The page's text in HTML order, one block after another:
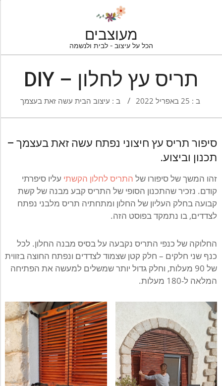
מעוצבים
הכל על עיצוב - לבית ולנשמה
תריס עץ לחלון – DIY
ב : 25 באפריל 2022 ב : עיצוב הבית עשה זאת בעצמך
סיפור תריס עץ חיצוני נפתח עשה זאת בעצמך –
תכנון וביצוע.
זהו המשך של סיפורו של התריס לחלון הקשתי עליו סיפרתי
קודם. נזכיר שהתכנון הסופי של התריס קבע מבנה של קשת
קבועה בחלק העליון של החלון ומתחתיה תריס מלבני נפתח
לצדדים, בו נתמקד בפוסט הזה.
החלוקה של כנפי התריס נקבעה על בסיס מבנה החלון. לכל
כנף שני חלקים – חלק קטן שצמוד לצדדים ונפתח החוצה בזווית
של 90 מעלות, וחלק גדול יותר שמשלים למעשה את הפתיחה
המלאה ל-180 מעלות.